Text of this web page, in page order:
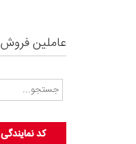
عاملین فروش
کد نمایندگی